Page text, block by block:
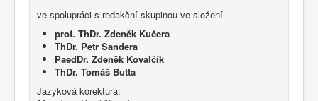
ve spolupráci s redakční skupinou ve složení
prof. ThDr. Zdeněk Kučera
ThDr. Petr Šandera
PaedDr. Zdeněk Kovalčík
ThDr. Tomáš Butta
Jazyková korektura: